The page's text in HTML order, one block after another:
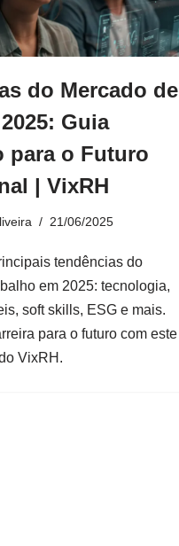
do Mercado de
Guia
para o Futuro
| VixRH
21/06/2025
tendências do
em 2025: tecnologia,
soft skills, ESG e mais.
para o futuro com este
VixRH.